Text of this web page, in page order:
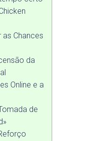
Chances
da
Online e a
de